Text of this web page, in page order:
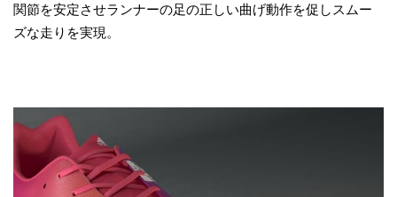
関節を安定させランナーの足の正しい曲げ動作を促しスムー
ズな走りを実現。